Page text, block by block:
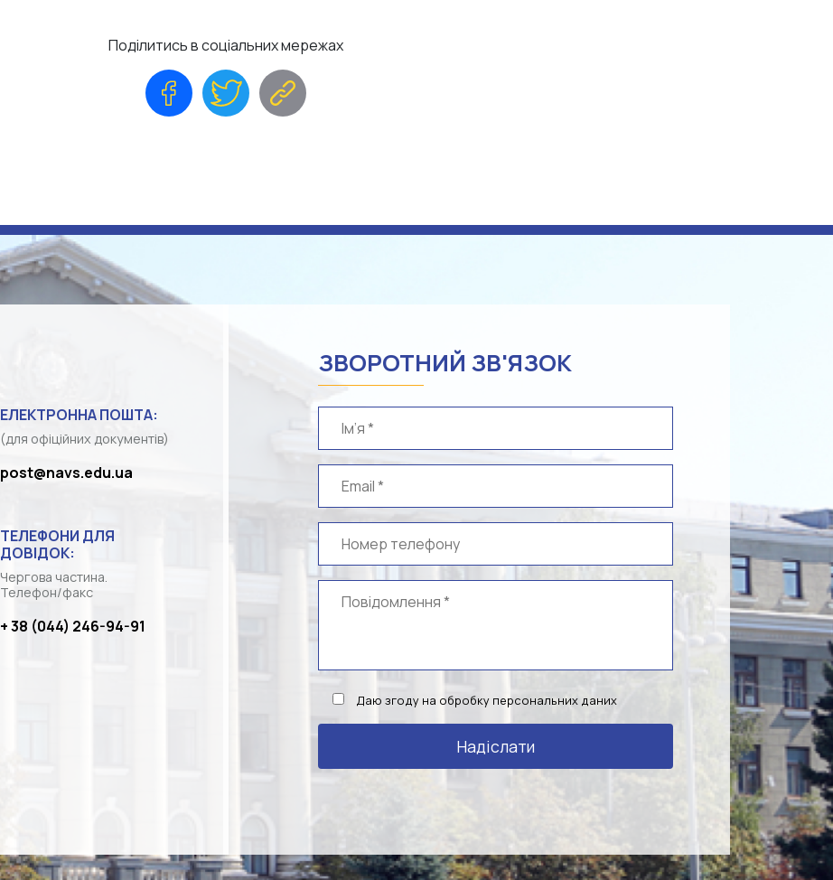
Поділитись в соціальних мережах
Facebook Twitter
ЕЛЕКТРОННА ПОШТА:
(для офіційних документів)
post@navs.edu.ua
ТЕЛЕФОНИ ДЛЯ
ДОВІДОК:
Чергова частина.
Телефон/факс
+ 38 (044) 246-94-91
ЗВОРОТНИЙ ЗВ'ЯЗОК
Даю згоду на обробку персональних даних